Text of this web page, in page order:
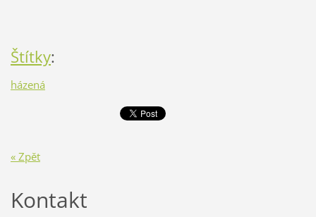
Štítky:
házená
« Zpět
Kontakt